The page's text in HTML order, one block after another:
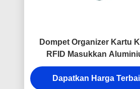
Dompet Organizer Kartu
RFID Masukkan
Pencetakan UV Kulit
Dapatkan Harga